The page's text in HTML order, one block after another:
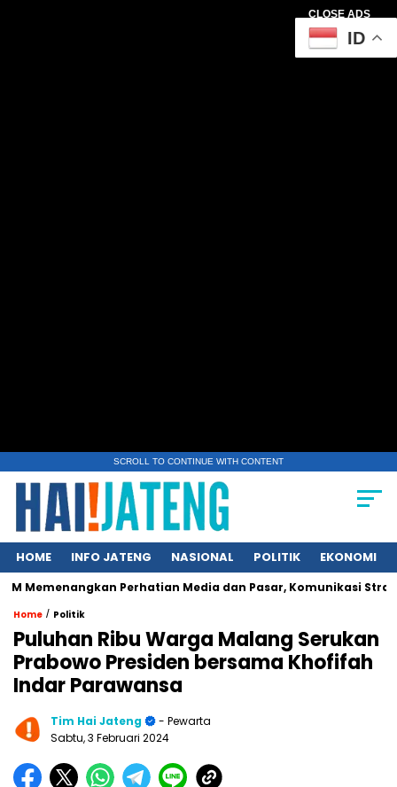
CLOSE ADS
SCROLL TO CONTINUE WITH CONTENT
HOME INFO JATENG NASIONAL POLITIK EKONOMI
Perhatian Media dan Pasar, Komunikasi Strategis
Home / Politik
Puluhan Ribu Warga Malang Serukan
Prabowo Presiden bersama Khofifah
Indar Parawansa
Tim Hai Jateng
- Pewarta
Sabtu, 3 Februari 2024
ID